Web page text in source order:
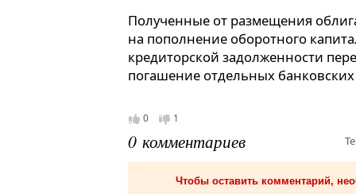
Полученные от размещения
на пополнение оборотного
кредиторской задолженности
погашение отдельных
0 1
0 комментариев
Чтобы оставить комментарий,